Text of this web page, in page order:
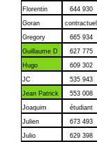
Florentin
644 930
Goran
contractuel
Gregory
665 934
Guillaume D
627 775
Hugo
609 302
JC
535 943
Jean Patrick
553 008
Joaquim
étudiant
Julien
673 493
Julio
629 398